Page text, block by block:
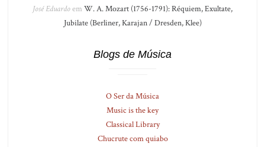
José Eduardoem W. A. Mozart (1756-1791): Réquiem, Exultate,
Jubilate (Berliner, Karajan / Dresden, Klee)
Blogs de Música
O Ser da Música
Music is the key
Classical Library
Chucrute com quiabo